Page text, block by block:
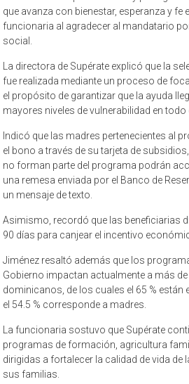
que avanza con bienestar, esperanza y fe
funcionaria al agradecer al mandatario
social.
La directora de Supérate explicó que la
fue realizada mediante un proceso de
el propósito de garantizar que la ayuda
mayores niveles de vulnerabilidad en todo
Indicó que las madres pertenecientes al
el bono a través de su tarjeta de
no forman parte del programa podrán
una remesa enviada por el Banco de
un mensaje de texto.
Asimismo, recordó que las beneficiarias
90 días para canjear el incentivo
Jiménez resaltó además que los
Gobierno impactan actualmente a más
dominicanos, de los cuales el 65 % están
el 54.5 % corresponde a madres.
La funcionaria sostuvo que Supérate
programas de formación, agricultura
dirigidas a fortalecer la calidad de vida
sus familias.